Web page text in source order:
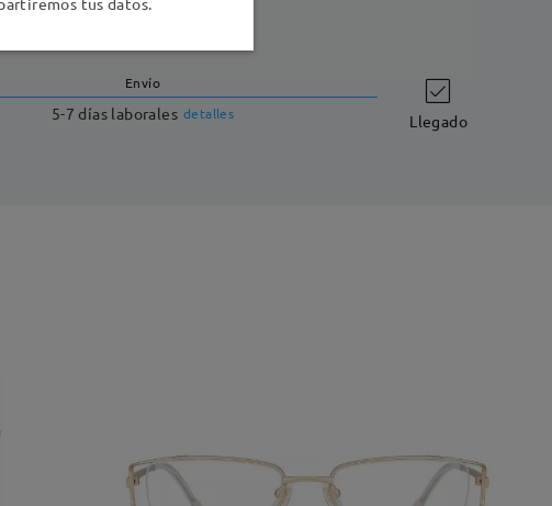
Envío
5-7 días laborales detalles Llegado